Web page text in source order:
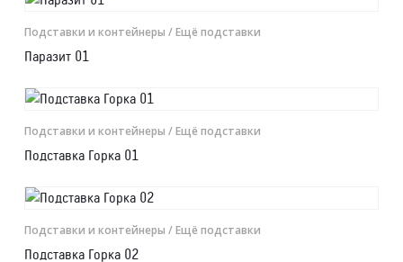
Подставки и контейнеры / Ещё подставки
Паразит 01
Подставки и контейнеры / Ещё подставки
Подставка Горка 01
Подставки и контейнеры / Ещё подставки
Подставка Горка 02